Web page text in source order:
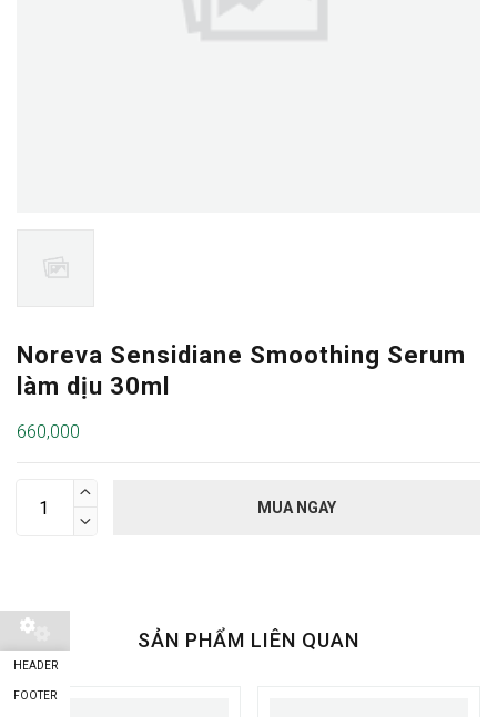
Noreva Sensidiane Smoothing Serum
làm dịu 30ml
660,000


MUA NGAY
SẢN PHẨM LIÊN QUAN
HEADER
FOOTER